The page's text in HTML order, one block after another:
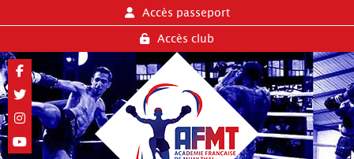
Accès passeport
Accès club